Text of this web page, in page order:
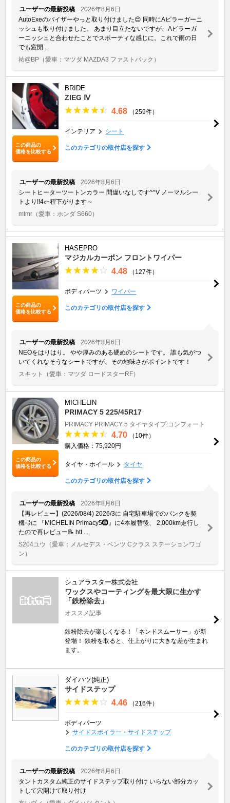
ユーザーの最新投稿
2026年8月6日
AutoExeのバイザーやっと取り付けました😊 同時にAピラーガーニ
ッシュも取り付けました。 あまり目立たないですが、Aピラーガ
ーニッシュと合わせたことでスポーティな感じに。これで雨の日
でも窓開 ...
祐@BP （愛車：マツダ MAZDA3 ファストバック）
この商品の
価格を比較する
BRIDE
ZIEG Ⅳ
4.68 （259件）
インテリア シート
このカテゴリの取付店を探す
ユーザーの最新投稿
2026年8月6日
シートヒーターツートンカラー 間違いなしです^^V ノーマルシー
トより!!4㎝程下がります～
mtmr （愛車：ホンダ S660）
この商品の
価格を比較する
HASEPRO
マジカルカーボン フロントワイパー
4.48 （127件）
ボディパーツ ワイパー
このカテゴリの取付店を探す
ユーザーの最新投稿
2026年8月6日
NEOをはりはり。 やや厚みのある硬めのシートです。 誰も気がつ
いてくれなそうなシートですが、その地味さがポイントです！
スキット
（愛車：マツダ ロードスターRF）
この商品の
価格を比較する
MICHELIN
PRIMACY 5 225/45R17
PRIMACY PRIMACY 5 タイヤタイプ:コンフォート
4.70
（10件）
購入価格：75,920円
タイヤ・ホイール タイヤ
このカテゴリの取付店を探す
ユーザーの最新投稿
2026年8月6日
【再レビュー】(2026/08/4) 2026/3に 自宅駐車場でのバンクを契
機💨に 『MICHELIN Primacy5🛞』に4本履替後、 2,000km走行し
たので再レビュー📝 htt ...
S204ユウ （愛車：メルセデス・ベンツ Cクラス ステーションワゴ
ン）
シュアラスター株式会社
ワックスやコーティングを最大限に生かす
「鉄粉除去」
オススメ記事
鉄粉除去が楽しくなる！「ネンドスムーサー」が新
登場！ 鉄粉を取ると、仕上がりに大きな差が生まれ
ます。
ダイハツ(純正)
サイドステップ
4.46 （216件）
ボディパーツ
サイドスポイラー・サイドステップ
このカテゴリの取付店を探す
ユーザーの最新投稿
2026年8月6日
タントカスタム純正のサイドステップ取り付け いらない部分カッ
トして穴開けて取り付け